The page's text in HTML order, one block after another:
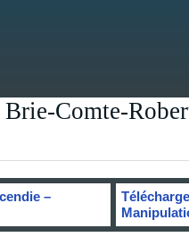
Comte-
–